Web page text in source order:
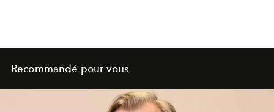
Recommandé pour vous